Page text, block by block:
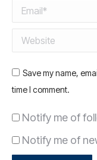
Email *
Website
Save my name,
time I comment.
Notify me of
Notify me of